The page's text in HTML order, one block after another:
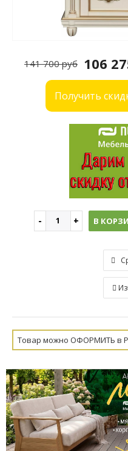
106
141 700 руб
Получить
В
Товар можно ОФОРМИТЬ в